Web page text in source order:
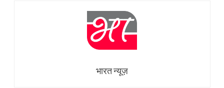
भारत न्यूज़